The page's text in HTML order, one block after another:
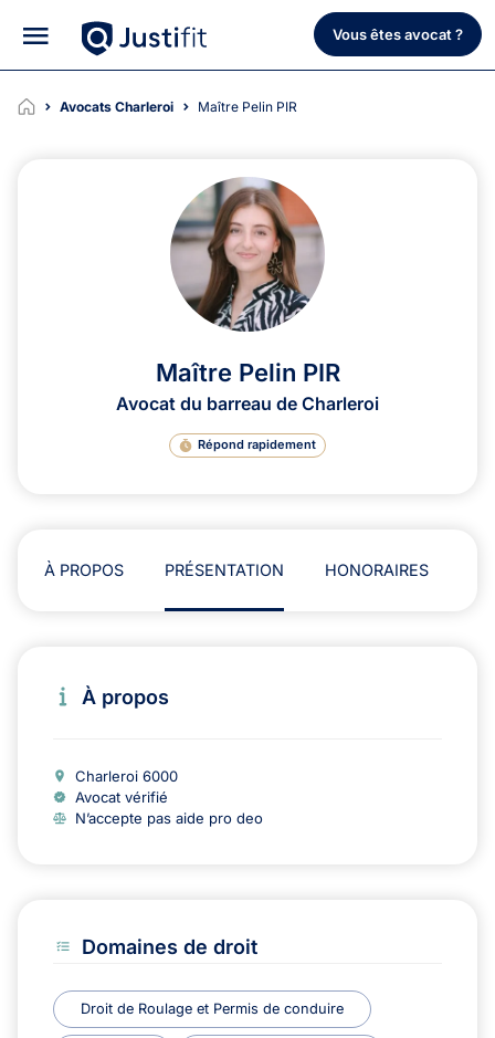
Vous êtes avocat ?
Avocats Charleroi Maître Pelin PIR
Maître Pelin PIR
Avocat du barreau de Charleroi
Répond rapidement
À PROPOS PRÉSENTATION HONORAIRES
À propos
Charleroi 6000
Avocat vérifié
N’accepte pas aide pro deo
Domaines de droit
Droit de Roulage et Permis de conduire